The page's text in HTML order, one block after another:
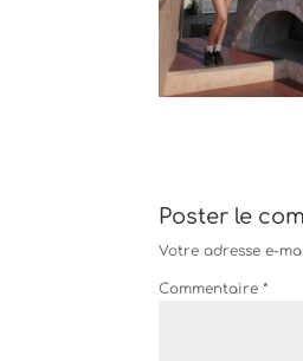
Poster le
Votre adresse e-
Commentaire*